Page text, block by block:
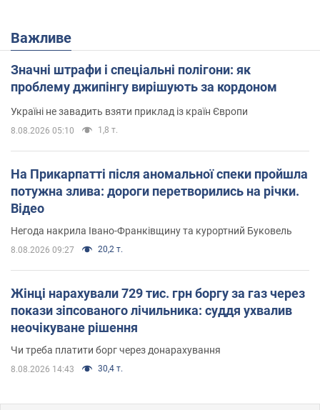
Важливе
Значні штрафи і спеціальні полігони: як
проблему джипінгу вирішують за кордоном
Україні не завадить взяти приклад із країн Європи
8.08.2026 05:10 1,8 т.
На Прикарпатті після аномальної спеки пройшла
потужна злива: дороги перетворились на річки.
Відео
Негода накрила Івано-Франківщину та курортний Буковель
8.08.2026 09:27 20,2 т.
Жінці нарахували 729 тис. грн боргу за газ через
покази зіпсованого лічильника: суддя ухвалив
неочікуване рішення
Чи треба платити борг через донарахування
8.08.2026 14:43 30,4 т.